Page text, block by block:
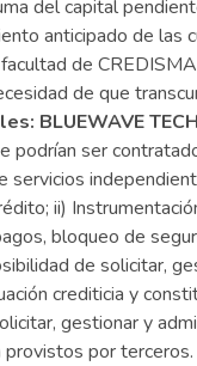
del capital
anticipado de las
de
de que
BLUEWAVE
podrían ser
servicios
ii)
bloqueo de
de solicitar,
crediticia y
gestionar y
por terceros.